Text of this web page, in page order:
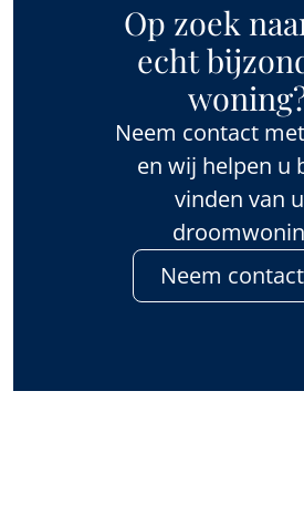
Op zoek
echt
Neem contact
en wij helpen u
vinden van
Neem